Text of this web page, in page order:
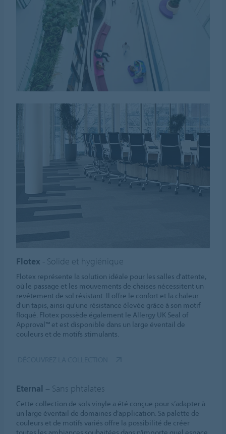
Flotex - Solide et hygiénique
Flotex représente la solution idéale pour les salles d'attente,
où le passage et les mouvements de chaises nécessitent un
revêtement de sol résistant. Il offre le confort et la chaleur
d'un tapis, ainsi qu'une résistance élevée grâce à son motif
floqué. Flotex possède également le Allergy UK Seal of
Approval™ et est disponible dans un large éventail de
couleurs et de motifs stimulants.
Eternal – Sans phtalates
Cette collection de sols vinyle a été conçue pour s’adapter à
un large éventail de domaines d’application. Sa palette de
couleurs et de motifs variés offre la possibilité de créer